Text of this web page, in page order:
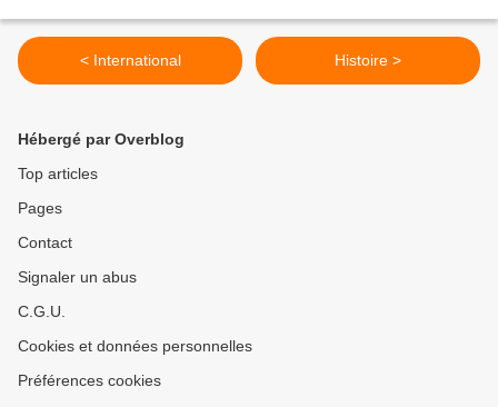
< International Histoire >
Hébergé par Overblog
Top articles
Pages
Contact
Signaler un abus
C.G.U.
Cookies et données personnelles
Préférences cookies